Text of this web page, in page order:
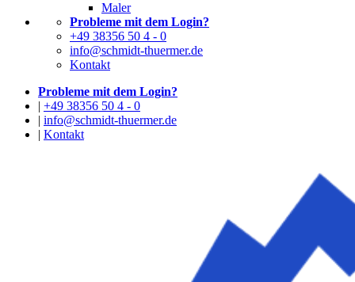
Maler
Probleme mit dem Login?
+49 38356 50 4 - 0
info@schmidt-thuermer.de
Kontakt
Probleme mit dem Login?
| +49 38356 50 4 - 0
| info@schmidt-thuermer.de
| Kontakt